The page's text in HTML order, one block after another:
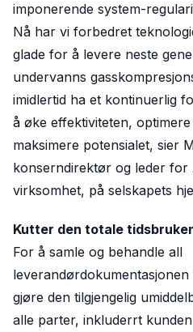
imponerende system-
Nå har vi forbedret
glade for å levere neste
undervanns
imidlertid ha et kontinuerlig
å øke effektiviteten,
maksimere potensialet, sier
konserndirektør og leder for
virksomhet, på selskapets
Kutter den totale
For å samle og behandle all
gjøre den tilgjengelig
alle parter, inkluderrt